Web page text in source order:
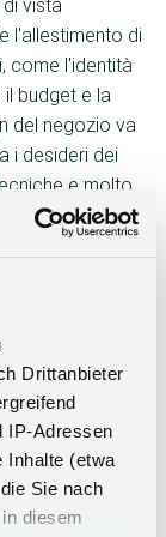
Drittanbieter
IP-Adressen
Inhalte (etwa
Sie nach
diesem
vista
l'allestimento di
come l'identità
budget e la
del negozio va
i desideri dei
e molto
non solo
a proprio
del negozio
un'esperienza
e funzionalità
sia